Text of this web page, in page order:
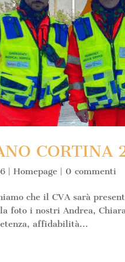
CORTINA
|Homepage | 0 commenti
che il CVA sarà
foto i nostri Andrea,
affidabilità...